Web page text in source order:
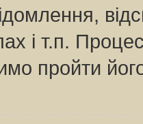
і т.п.
пройти